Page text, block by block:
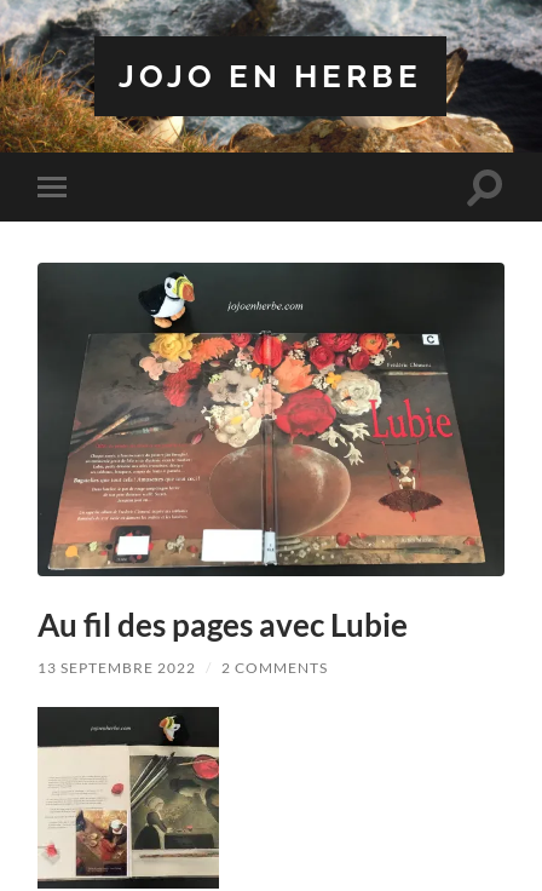
JOJO EN HERBE
Toggle
mobile
Toggle
Au fil des pages avec Lubie
13 SEPTEMBRE 2022 / 2 COMMENTS